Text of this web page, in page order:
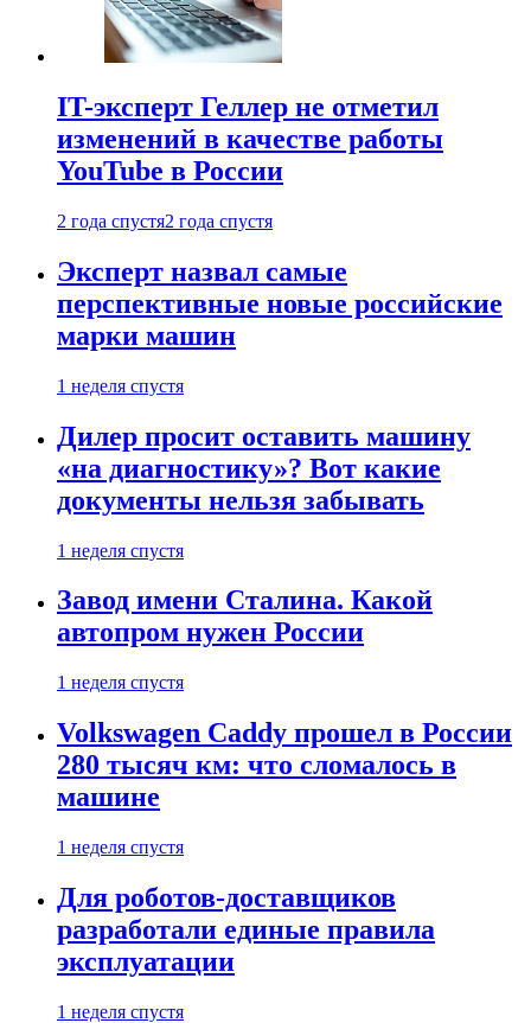
IT-эксперт Геллер не отметил
изменений в качестве работы
YouTube в России
2 года спустя2 года спустя
Эксперт назвал самые
перспективные новые российские
марки машин
1 неделя спустя
Дилер просит оставить машину
«на диагностику»? Вот какие
документы нельзя забывать
1 неделя спустя
Завод имени Сталина. Какой
автопром нужен России
1 неделя спустя
Volkswagen Caddy прошел в России
280 тысяч км: что сломалось в
машине
1 неделя спустя
Для роботов-доставщиков
разработали единые правила
эксплуатации
1 неделя спустя